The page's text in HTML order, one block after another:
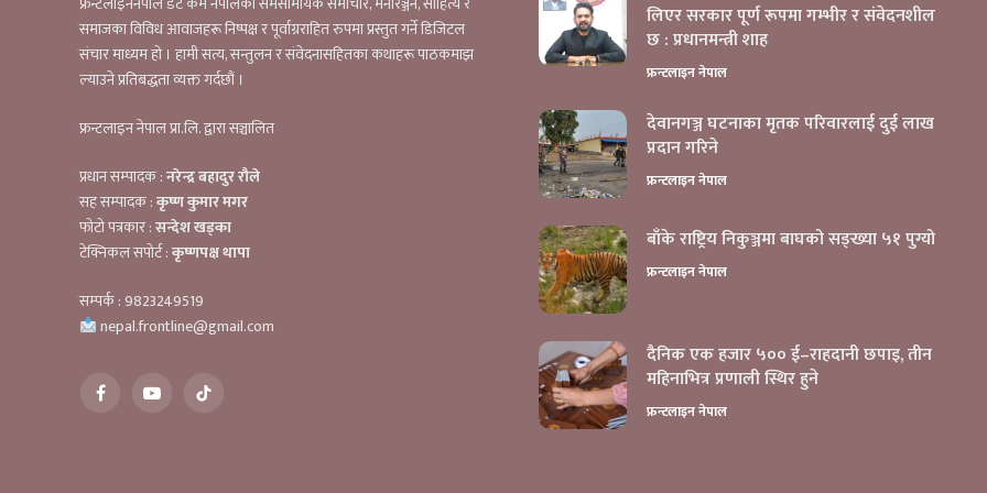
समाजका विविध आवाजहरू निष्पक्ष र पूर्वाग्रराहित रुपमा प्रस्तुत गर्ने डिजिटल
संचार माध्यम हो । हामी सत्य, सन्तुलन र संवेदनासहितका कथाहरू पाठकमाझ
ल्याउने प्रतिबद्धता व्यक्त गर्दछौं ।
फ्रन्टलाइन नेपाल प्रा.लि. द्वारा सञ्चालित
प्रधान सम्पादक :नरेन्द्र बहादुर रौले
सह सम्पादक :कृष्ण कुमार मगर
फोटो पत्रकार :सन्देश खड्का
टेक्निकल सपोर्ट :कृष्णपक्ष थापा
सम्पर्क : 9823249519
nepal.frontline@gmail.com
FacebookYouTubeTikTok
लिएर सरकार पूर्ण रूपमा गम्भीर र संवेदनशील
छ : प्रधानमन्त्री शाह
फ्रन्टलाइन नेपाल
देवानगञ्ज घटनाका मृतक परिवारलाई दुई लाख
प्रदान गरिने
फ्रन्टलाइन नेपाल
बाँके राष्ट्रिय निकुञ्जमा बाघको सङ्ख्या ५१ पुग्यो
फ्रन्टलाइन नेपाल
दैनिक एक हजार ५०० ई–राहदानी छपाइ, तीन
महिनाभित्र प्रणाली स्थिर हुने
फ्रन्टलाइन नेपाल
बाँके राष्ट्रिय निकुञ्जमा बाघको सङ्ख्या ५१ पुग्यो